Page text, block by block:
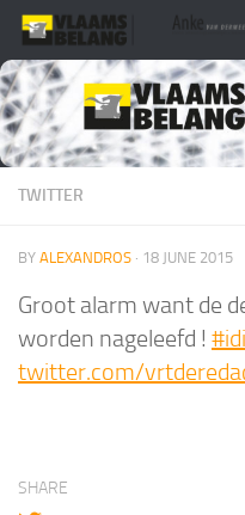
Skip to content
TWITTER
BY ALEXANDROS · 18 JUNE 2015
Groot alarm want de
worden nageleefd !
twitter.com/
SHARE